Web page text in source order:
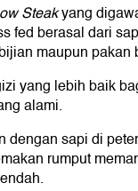
Steakyang
fed berasal dari
maupun pakan
yang lebih baik
alami.
dengan sapi di
rumput